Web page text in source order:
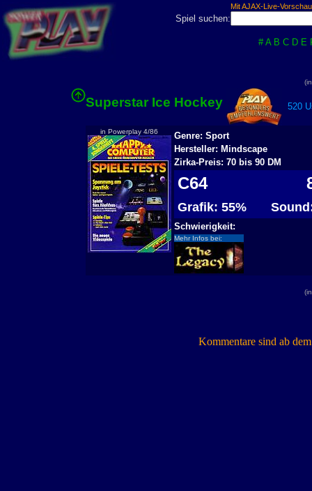
Mit AJAX-Live-
Spiel suchen:
# A B C D E
Superstar Ice Hockey 520
in Powerplay 4/86
Genre: Sport
Hersteller: Mindscape
Zirka-Preis: 70 bis 90 DM
C64
Grafik: 55%
Schwierigkeit:
Mehr Infos bei:
Kommentare sind ab